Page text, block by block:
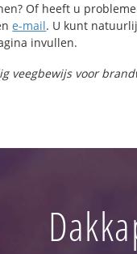
Of heeft u
e-mail. U kunt
invullen.
veegbewijs voor